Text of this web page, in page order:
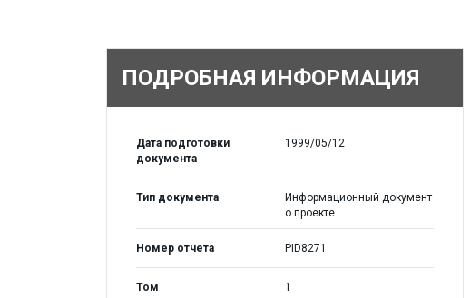
ПОДРОБНАЯ ИНФОРМАЦИЯ
Дата подготовки
документа
1999/05/12
Тип документа
Информационный документ
о проекте
Номер отчета PID8271
Том 1